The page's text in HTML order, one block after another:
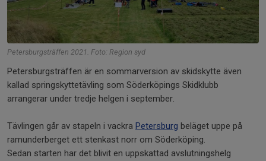
Petersburgsträffen 2021. Foto: Region syd
Petersburgsträffen är en sommarversion av skidskytte även
kallad springskyttetävling som Söderköpings Skidklubb
arrangerar under tredje helgen i september.
Tävlingen går av stapeln i vackra Petersburg beläget uppe på
ramunderberget ett stenkast norr om Söderköping.
Sedan starten har det blivit en uppskattad avslutningshelg